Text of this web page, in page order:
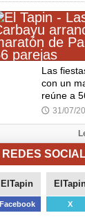
Las
con un
reúne a
🕔 31/07/
REDES
ElTapin
Facebook X